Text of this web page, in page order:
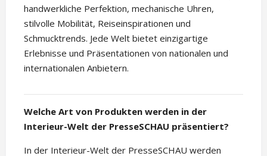
handwerkliche Perfektion, mechanische Uhren,
stilvolle Mobilität, Reiseinspirationen und
Schmucktrends. Jede Welt bietet einzigartige
Erlebnisse und Präsentationen von nationalen und
internationalen Anbietern.
Welche Art von Produkten werden in der
Interieur-Welt der PresseSCHAU präsentiert?
In der Interieur-Welt der PresseSCHAU werden